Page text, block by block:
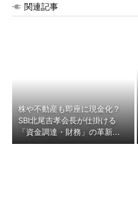
関連記事
株や不動産も即座に現金化？
SBI北尾吉孝会長が仕掛ける
「資金調達・財務」の革新...